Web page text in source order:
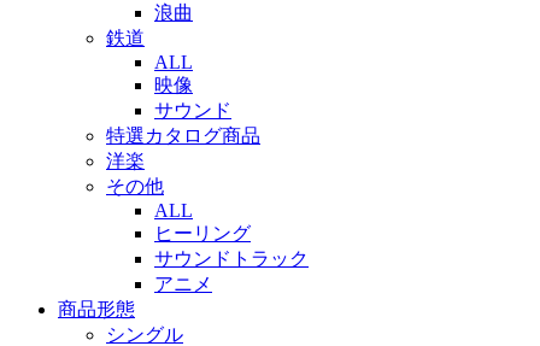
浪曲
鉄道
ALL
映像
サウンド
特選カタログ商品
洋楽
その他
ALL
ヒーリング
サウンドトラック
アニメ
商品形態
シングル